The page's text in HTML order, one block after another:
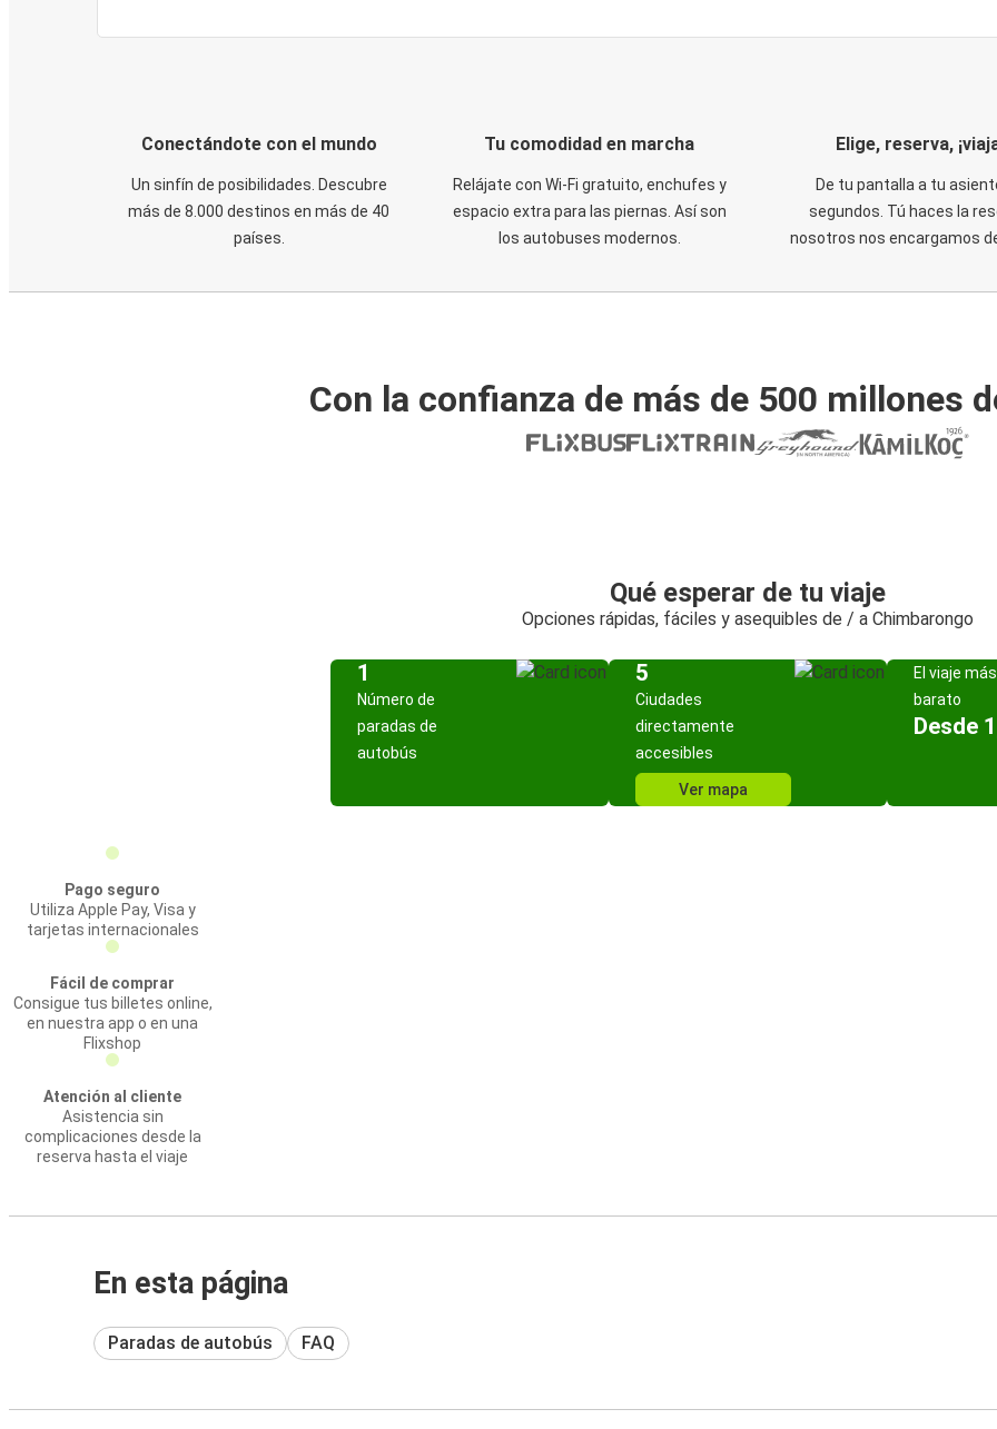
Conectándote con el mundo
Un sinfín de posibilidades. Descubre
más de 8.000 destinos en más de 40
países.
Tu comodidad en marcha
Relájate con Wi-Fi gratuito, enchufes y
espacio extra para las piernas. Así son
los autobuses modernos.
Elige, reserva,
De tu pantalla a tu
segundos. Tú haces la
nosotros nos encargamos
Con la confianza de más de 500 millones
Qué esperar de tu viaje
Opciones rápidas, fáciles y asequibles de / a Chimbarongo
1
Número de
paradas de
autobús
5
Ciudades
directamente
accesibles
Ver mapa
El viaje más
barato
Desde
Pago seguro
Utiliza Apple Pay, Visa y
tarjetas internacionales
Fácil de comprar
Consigue tus billetes online,
en nuestra app o en una
Flixshop
Atención al cliente
Asistencia sin
complicaciones desde la
reserva hasta el viaje
En esta página
Paradas de autobús FAQ